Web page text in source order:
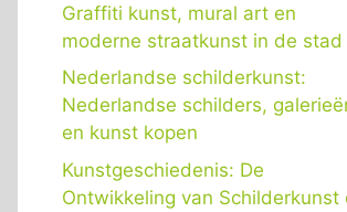
Graffiti kunst, mural art en
moderne straatkunst in de stad
Nederlandse schilderkunst:
Nederlandse schilders,
en kunst kopen
Kunstgeschiedenis: De
Ontwikkeling van Schilderkunst